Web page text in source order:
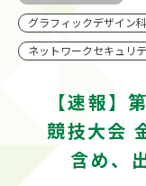
グラフィックデザイン科
ネットワークセキュリ
【速報】
競技大会
含め、